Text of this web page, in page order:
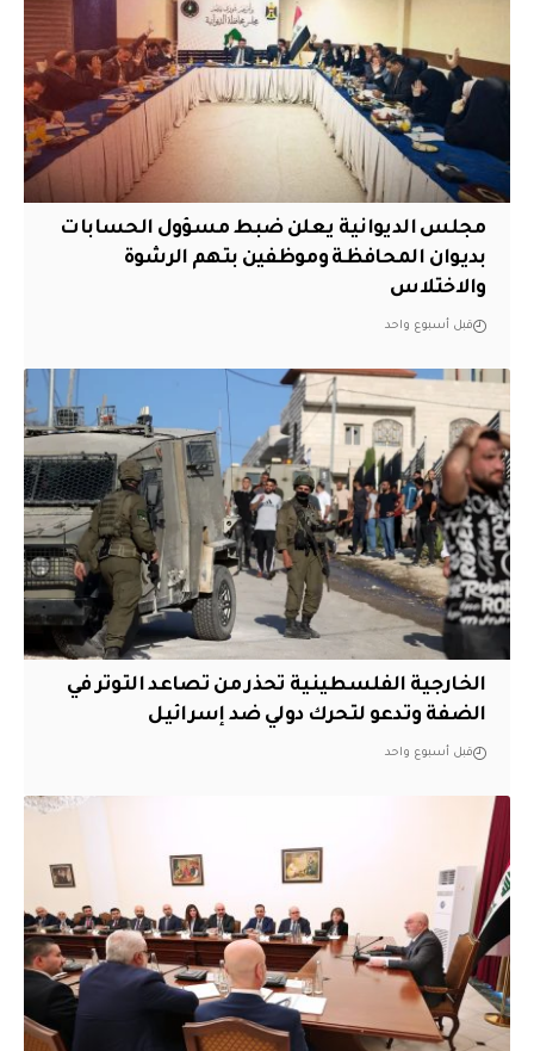
مجلس الديوانية يعلن ضبط مسؤول الحسابات
بديوان المحافظة وموظفين بتهم الرشوة
والاختلاس
قبل أسبوع واحد
الخارجية الفلسطينية تحذر من تصاعد التوتر في
الضفة وتدعو لتحرك دولي ضد إسرائيل
قبل أسبوع واحد